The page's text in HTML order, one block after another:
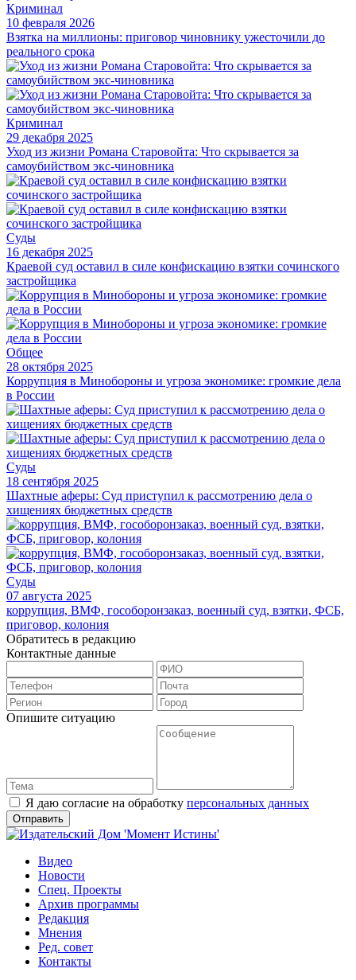
Криминал
10 февраля 2026
Взятка на миллионы: приговор чиновнику ужесточили до
реального срока
Криминал
29 декабря 2025
Уход из жизни Романа Старовойта: Что скрывается за
самоубийством экс-чиновника
Суды
16 декабря 2025
Краевой суд оставил в силе конфискацию взятки сочинского
застройщика
Общее
28 октября 2025
Коррупция в Минобороны и угроза экономике: громкие дела
в России
Суды
18 сентября 2025
Шахтные аферы: Суд приступил к рассмотрению дела о
хищениях бюджетных средств
Суды
07 августа 2025
коррупция, ВМФ, гособоронзаказ, военный суд, взятки, ФСБ,
приговор, колония
Обратитесь в редакцию
Контактные данные
Опишите ситуацию
Я даю согласие на обработку персональных данных
Видео
Новости
Спец. Проекты
Архив программы
Редакция
Мнения
Ред. совет
Контакты